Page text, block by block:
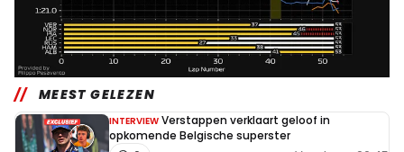
MEEST GELEZEN
INTERVIEW Verstappen verklaart geloof in
opkomende Belgische superster